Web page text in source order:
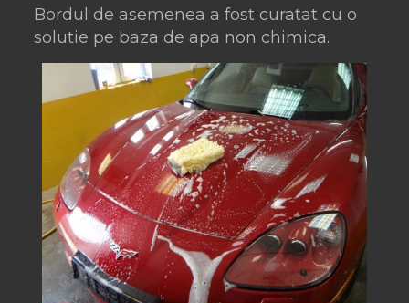
Bordul de asemenea a fost curatat cu o
solutie pe baza de apa non chimica.